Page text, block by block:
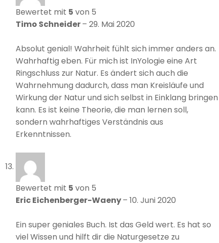
Bewertet mit 5 von 5
Timo Schneider– 29. Mai 2020
Absolut genial! Wahrheit fühlt sich immer anders an.
Wahrhaftig eben. Für mich ist InYologie eine Art
Ringschluss zur Natur. Es ändert sich auch die
Wahrnehmung dadurch, dass man Kreisläufe und
Wirkung der Natur und sich selbst in Einklang bringen
kann. Es ist keine Theorie, die man lernen soll,
sondern wahrhaftiges Verständnis aus
Erkenntnissen.
Bewertet mit 5 von 5
Eric Eichenberger-Waeny– 10. Juni 2020
Ein super geniales Buch. Ist das Geld wert. Es hat so
viel Wissen und hilft dir die Naturgesetze zu